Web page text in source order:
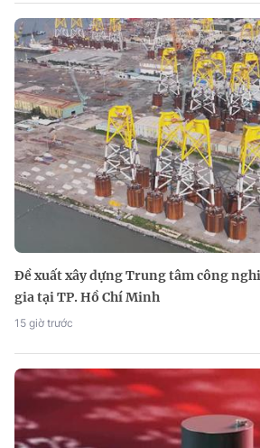
Đề xuất xây dựng Trung tâm công
gia tại TP. Hồ Chí Minh
15 giờ trước